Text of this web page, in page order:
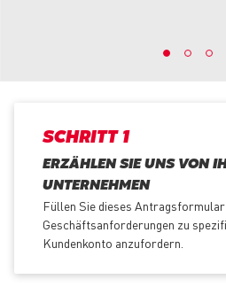
SCHRITT 1
ERZÄHLEN SIE UNS VON
UNTERNEHMEN
Füllen Sie dieses
Geschäftsanforderungen zu
Kundenkonto anzufordern.